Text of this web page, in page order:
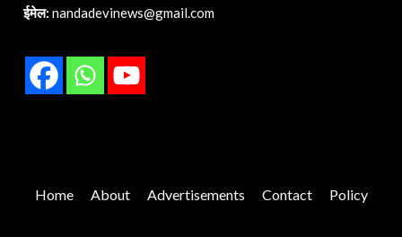
ईमेल:nandadevinews@gmail.com
Home About Advertisements Contact Policy